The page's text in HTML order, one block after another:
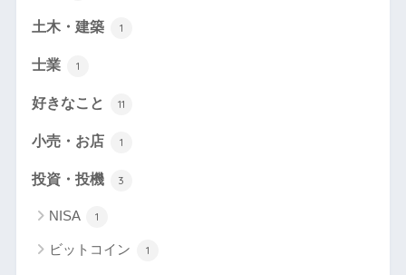
土木・建築 1
士業 1
好きなこと 11
小売・お店 1
投資・投機 3
NISA 1
ビットコイン 1